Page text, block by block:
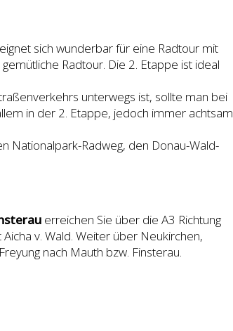
sich wunderbar für eine Radtour mit
Radtour. Die 2. Etappe ist ideal
unterwegs ist, sollte man bei
in der 2. Etappe, jedoch immer achtsam
Nationalpark-Radweg, den Donau-Wald-
erreichen Sie über die A3 Richtung
Aicha v. Wald. Weiter über Neukirchen,
nach Mauth bzw. Finsterau.